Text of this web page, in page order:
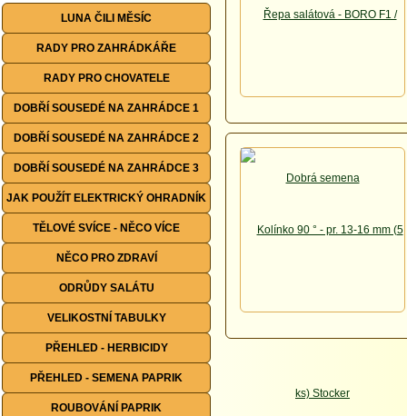
LUNA ČILI MĚSÍC
RADY PRO ZAHRÁDKÁŘE
RADY PRO CHOVATELE
DOBŘÍ SOUSEDÉ NA ZAHRÁDCE 1
DOBŘÍ SOUSEDÉ NA ZAHRÁDCE 2
DOBŘÍ SOUSEDÉ NA ZAHRÁDCE 3
JAK POUŽÍT ELEKTRICKÝ OHRADNÍK
TĚLOVÉ SVÍCE - NĚCO VÍCE
NĚCO PRO ZDRAVÍ
ODRŮDY SALÁTU
VELIKOSTNÍ TABULKY
PŘEHLED - HERBICIDY
PŘEHLED - SEMENA PAPRIK
ROUBOVÁNÍ PAPRIK